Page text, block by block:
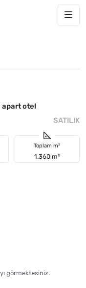
apart otel
SATILIK
Toplam m²
1.360 m²
görmektesiniz.